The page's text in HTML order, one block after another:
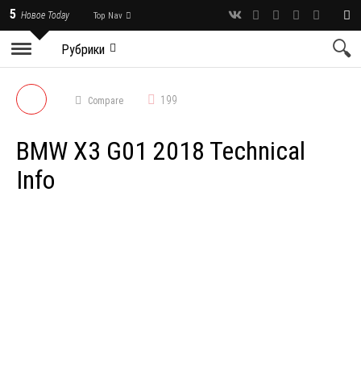
5 Новое Today Top Nav
Рубрики
Compare 199
BMW X3 G01 2018 Technical
Info